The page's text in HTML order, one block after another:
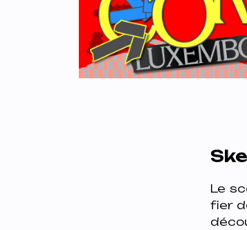
Le
fier